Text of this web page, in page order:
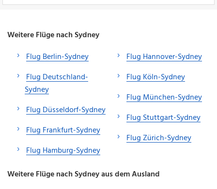
Weitere Flüge nach Sydney
Flug Berlin-Sydney
Flug Deutschland-
Sydney
Flug Düsseldorf-Sydney
Flug Frankfurt-Sydney
Flug Hamburg-Sydney
Flug Hannover-Sydney
Flug Köln-Sydney
Flug München-Sydney
Flug Stuttgart-Sydney
Flug Zürich-Sydney
Weitere Flüge nach Sydney aus dem Ausland